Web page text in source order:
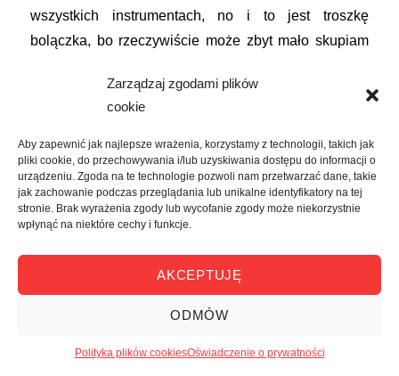
Zarządzaj zgodami plików
cookie
Aby zapewnić jak najlepsze wrażenia, korzystamy z technologii, takich jak
pliki cookie, do przechowywania i/lub uzyskiwania dostępu do informacji o
urządzeniu. Zgoda na te technologie pozwoli nam przetwarzać dane, takie
jak zachowanie podczas przeglądania lub unikalne identyfikatory na tej
stronie. Brak wyrażenia zgody lub wycofanie zgody może niekorzystnie
wpłynąć na niektóre cechy i funkcje.
AKCEPTUJĘ
ODMÓW
Polityka plików cookiesOświadczenie o prywatności
wszystkich instrumentach, no i to jest troszkę
bolączka, bo rzeczywiście może zbyt mało skupiam
Czyli nie potrafisz się tak całkiem
wyluzować na koncercie?
MICHAŁ:Szczerze mówiąc całe moje dni polegają
na siedzeniu z kimś na próbach, albo na robieniu
przestałem słuchać muzyki. Dzięki temu, że teraz